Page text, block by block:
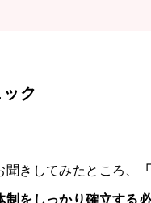
ク
きしてみたところ、
をしっかり確立する